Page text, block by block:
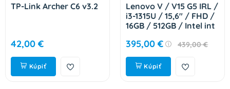
TP-Link Archer C6 v3.2
42,00 €
Kúpiť
Lenovo V / V15 G5 IRL /
i3-1315U / 15,6" / FHD /
16GB / 512GB / Intel int
83GW00B4CK
395,00 € 439,00 €
Kúpiť